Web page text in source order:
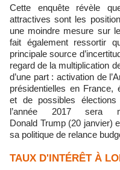
Cette enquête révèle
attractives sont les
une moindre mesure sur
fait également ressortir
principale source
regard de la multiplication
d’une part : activation de
présidentielles en France,
et de possibles élections
l’année 2017 sera
Donald Trump (20
sa politique de relance
TAUX D'INTÉRÊT À